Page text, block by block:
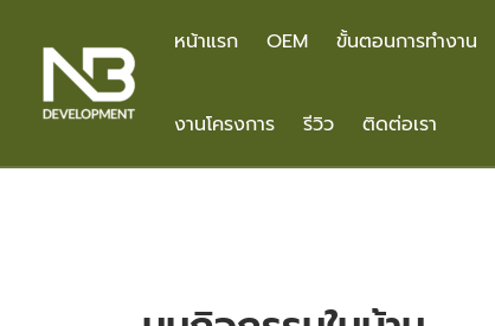
content
หน้าแรก OEM ขั้นตอนการทำงาน
งานโครงการ รีวิว ติดต่อเรา